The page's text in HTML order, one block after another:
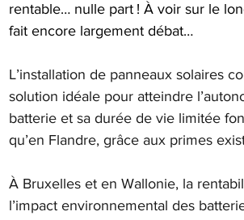
rentable… nulle part ! À voir sur le
fait encore largement débat…
L’installation de panneaux solaires
solution idéale pour atteindre
batterie et sa durée de vie limitée
qu’en Flandre, grâce aux primes
À Bruxelles et en Wallonie, la
l’impact environnemental des